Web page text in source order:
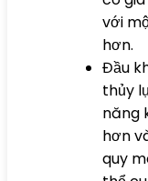
với
hơn.
Đầu
thủy
năng
hơn
quy